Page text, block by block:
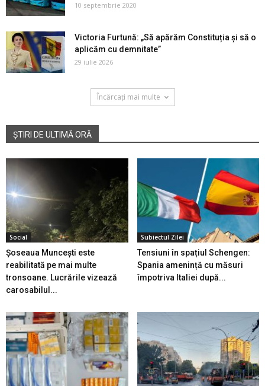
10 septembrie 2020
Victoria Furtună: „Să apărăm Constituția și să o
aplicăm cu demnitate”
29 iulie 2026
Încărcați mai multe
ȘTIRI DE ULTIMĂ ORĂ
Social
Șoseaua Muncești este
reabilitată pe mai multe
tronsoane. Lucrările vizează
carosabilul...
Subiectul Zilei
Tensiuni în spațiul Schengen:
Spania amenință cu măsuri
împotriva Italiei după...